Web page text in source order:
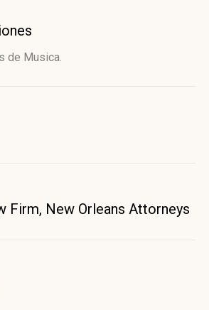
de Musica.
Firm, New Orleans Attorneys